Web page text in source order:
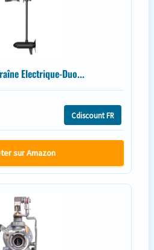
Electrique-Duo...
Cdiscount FR
sur Amazon